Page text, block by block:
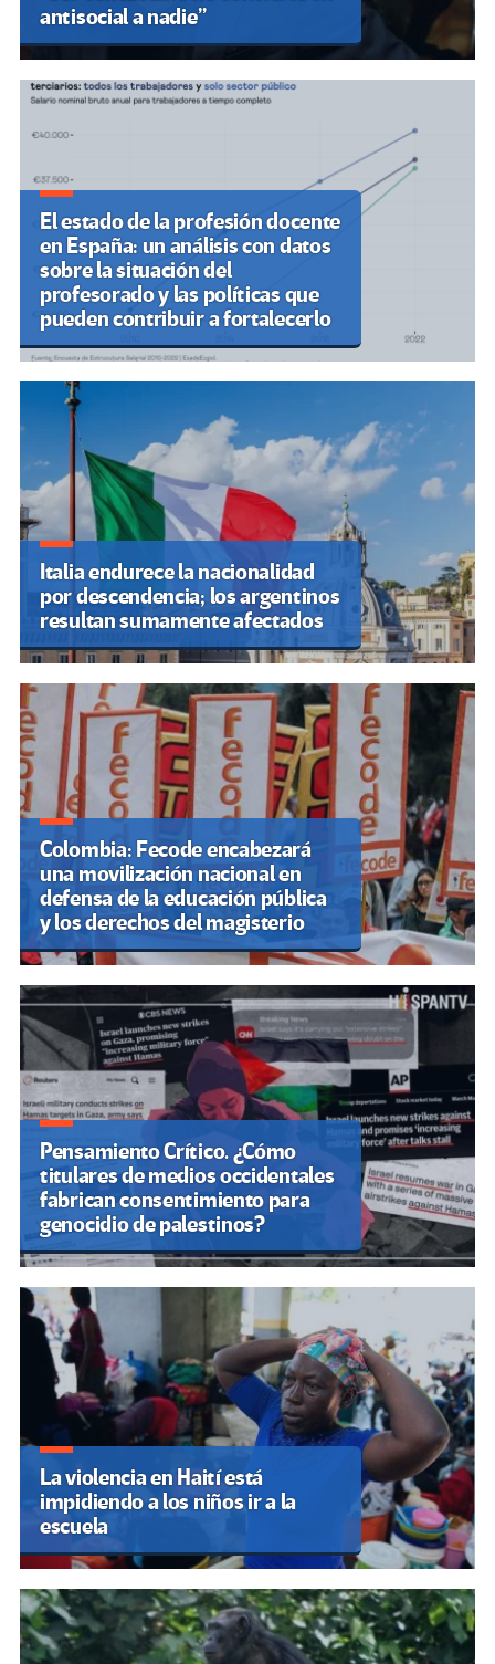
antisocial a nadie”
El estado de la profesión docente
en España: un análisis con datos
sobre la situación del
profesorado y las políticas que
pueden contribuir a fortalecerlo
Italia endurece la nacionalidad
por descendencia; los argentinos
resultan sumamente afectados
Colombia: Fecode encabezará
una movilización nacional en
defensa de la educación pública
y los derechos del magisterio
Pensamiento Crítico. ¿Cómo
titulares de medios occidentales
fabrican consentimiento para
genocidio de palestinos?
La violencia en Haití está
impidiendo a los niños ir a la
escuela